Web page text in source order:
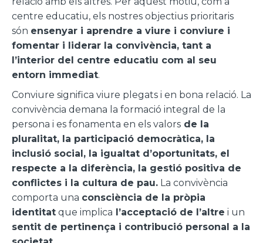
centre educatiu, els nostres objectius prioritaris
són ensenyar i aprendre a viure i conviure i
fomentar i liderar la convivència, tant a
l’interior del centre educatiu com al seu
entorn immediat.
Conviure significa viure plegats i en bona relació. La
convivència demana la formació integral de la
persona i es fonamenta en els valors de la
pluralitat, la participació democràtica, la
inclusió social, la igualtat d’oportunitats, el
respecte a la diferència, la gestió positiva de
conflictes i la cultura de pau. La convivència
comporta una consciència de la pròpia
identitat que implica l’acceptació de l’altre i un
sentit de pertinença i contribució personal a la